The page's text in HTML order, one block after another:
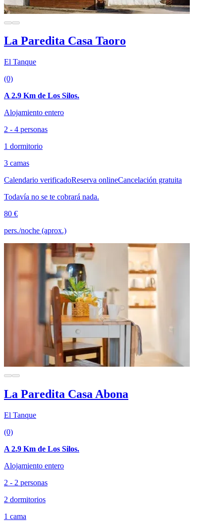
La Paredita Casa Taoro
El Tanque
(0)
A 2.9 Km de Los Silos.
Alojamiento entero
2 - 4 personas
1 dormitorio
3 camas
Calendario verificadoReserva onlineCancelación gratuita
Todavía no se te cobrará nada.
80 €
pers./noche (aprox.)
La Paredita Casa Abona
El Tanque
(0)
A 2.9 Km de Los Silos.
Alojamiento entero
2 - 2 personas
2 dormitorios
1 cama